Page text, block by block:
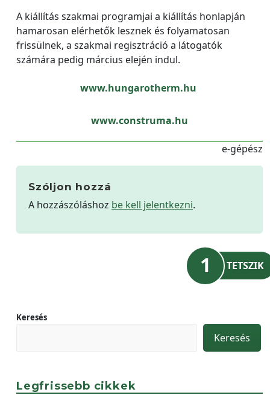
A kiállítás szakmai programjai a kiállítás honlapján
hamarosan elérhetők lesznek és folyamatosan
frissülnek, a szakmai regisztráció a látogatók
számára pedig március elején indul.
www.hungarotherm.hu
www.construma.hu
e-gépész
Szóljon hozzá
A hozzászóláshoz be kell jelentkezni.
1 TETSZIK
Keresés
Keresés
Legfrissebb cikkek